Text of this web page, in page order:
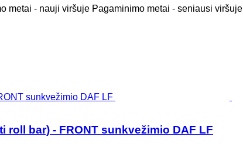
metai - nauji viršuje Pagaminimo metai - seniausi viršuje
bar) - FRONT sunkvežimio DAF LF